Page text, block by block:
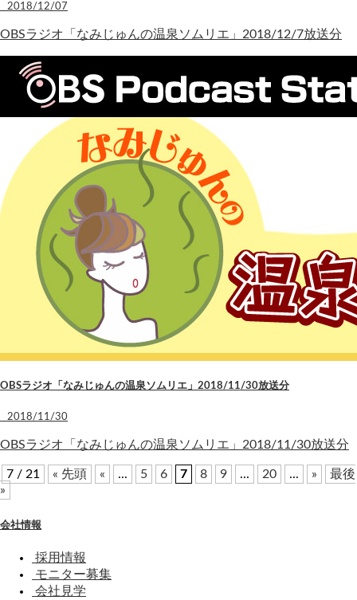
2018/12/07
OBSラジオ「なみじゅんの温泉ソムリエ」2018/12/7放送分
OBSラジオ「なみじゅんの温泉ソムリエ」2018/11/30放送分
2018/11/30
OBSラジオ「なみじゅんの温泉ソムリエ」2018/11/30放送分
7 / 21 « 先頭 « ... 5 6 7 8 9 ... 20 ... »
最後
»
会社情報
採用情報
モニター募集
会社見学